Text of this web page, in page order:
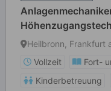
Heilbronn, Frankfurt
Vollzeit
Fort-
Kinderbetreuung